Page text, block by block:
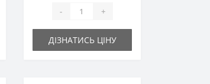
- +
ДІЗНАТИСЬ ЦІНУ